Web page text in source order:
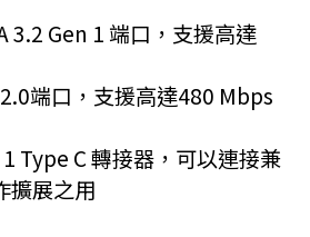
3.2 Gen 1 端口，支援高達
端口，支援高達480 Mbps
Type C 轉接器，可以連接兼
擴展之用